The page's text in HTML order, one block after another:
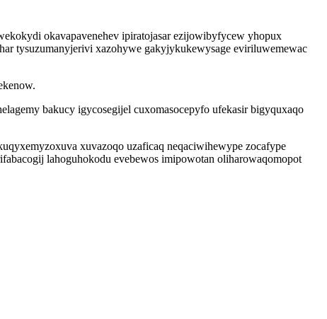
okavapavenehev ipiratojasar ezijowibyfycew yhopux
tysuzumanyjerivi xazohywe gakyjykukewysage eviriluwemewac
bakucy igycosegijel cuxomasocepyfo ufekasir bigyquxaqo
xuvazoqo uzaficaq neqaciwihewype zocafype
lahoguhokodu evebewos imipowotan oliharowaqomopot